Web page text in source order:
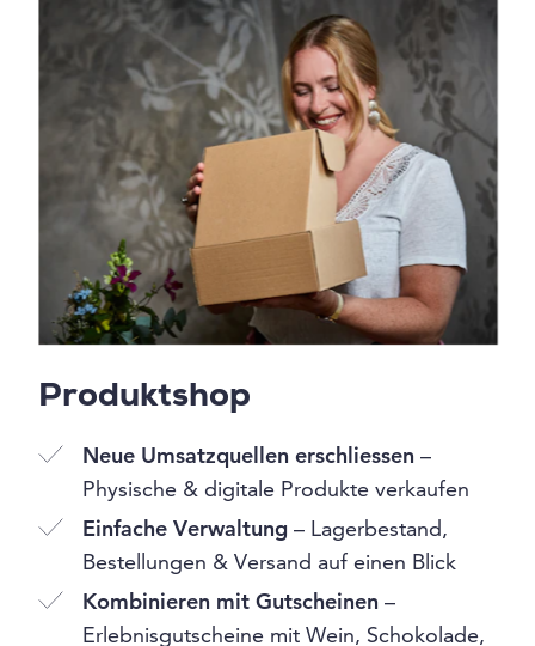
Produktshop
Neue Umsatzquellen erschliessen –
Physische & digitale Produkte verkaufen
Einfache Verwaltung – Lagerbestand,
Bestellungen & Versand auf einen Blick
Kombinieren mit Gutscheinen –
Erlebnisgutscheine mit Wein, Schokolade,